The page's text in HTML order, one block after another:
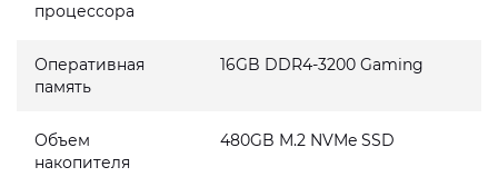
процессора
Оперативная
память
16GB DDR4-3200 Gaming
Объем
накопителя
480GB M.2 NVMe SSD